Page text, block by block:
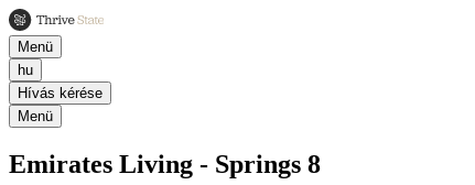
Menü
hu
Hívás kérése
Menü
Emirates Living - Springs 8